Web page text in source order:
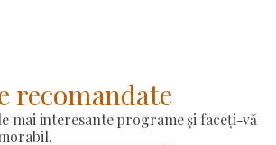
recomandate
mai interesante programe și faceți-vă